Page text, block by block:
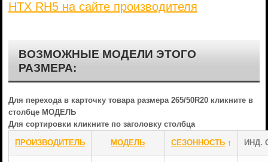
HTX RH5 на сайте производителя
ВОЗМОЖНЫЕ МОДЕЛИ ЭТОГО
РАЗМЕРА:
Для перехода в карточку товара размера 265/50R20 кликните в
столбце МОДЕЛЬ
Для сортировки кликните по заголовку столбца
ПРОИЗВОДИТЕЛЬ МОДЕЛЬ СЕЗОННОСТЬ↑ ИНД.